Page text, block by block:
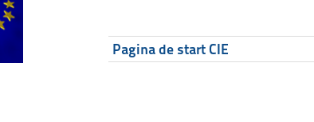
Pagina de start CIE